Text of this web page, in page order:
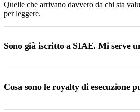
Quelle che arrivano davvero da chi sta
per leggere.
Sono già iscritto a SIAE. Mi serve
Cosa sono le royalty di esecuzione